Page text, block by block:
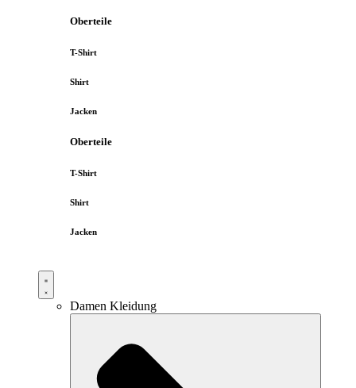
Oberteile
T-Shirt
Shirt
Jacken
Oberteile
T-Shirt
Shirt
Jacken
Damen Kleidung